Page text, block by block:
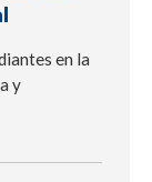
en la
y